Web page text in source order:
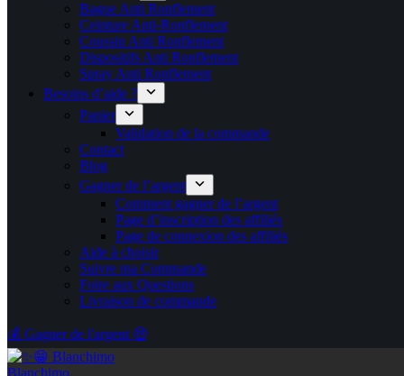
Bague Anti Ronflement
Ceinture Anti-Ronflement
Coussin Anti Ronflement
Dispositifs Anti Ronflement
Spray Anti Ronflement
Besoins d’aide ?
Panier
Validation de la commande
Contact
Blog
Gagner de l’argent
Comment gagner de l’argent
Page d’inscription des affiliés
Page de connexion des affiliés
Aide à choisir
Suivre ma Commande
Foire aux Questions
Livraison de commande
💰 Gagner de l'argent 🤑
Blanchimo